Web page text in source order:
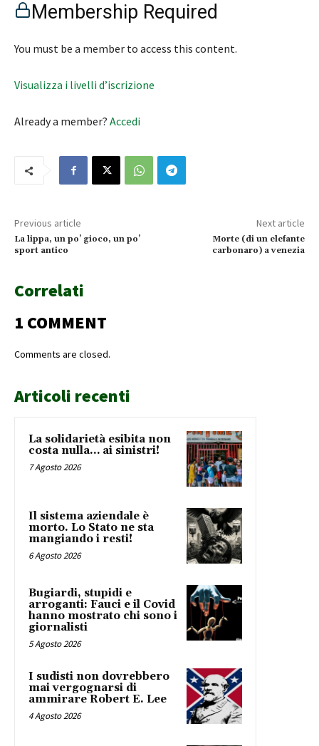
Membership Required
You must be a member to access this content.
Visualizza i livelli d’iscrizione
Already a member? Accedi
Previous article
La lippa, un po’ gioco, un po’
sport antico
Next article
Morte (di un elefante
carbonaro) a venezia
Correlati
1 COMMENT
Comments are closed.
Articoli recenti
La solidarietà esibita non
costa nulla… ai sinistri!
7 Agosto 2026
Il sistema aziendale è
morto. Lo Stato ne sta
mangiando i resti!
6 Agosto 2026
Bugiardi, stupidi e
arroganti: Fauci e il Covid
hanno mostrato chi sono i
giornalisti
5 Agosto 2026
I sudisti non dovrebbero
mai vergognarsi di
ammirare Robert E. Lee
4 Agosto 2026